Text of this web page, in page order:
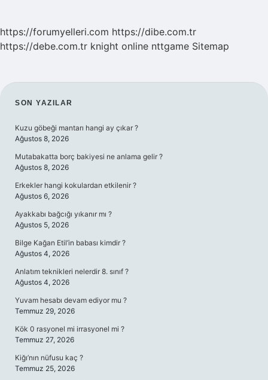
https://forumyelleri.com https://dibe.com.tr
https://debe.com.tr knight online nttgame Sitemap
SIDEBAR
SON YAZILAR
Kuzu göbeği mantarı hangi ay çıkar ?
Ağustos 8, 2026
Mutabakatta borç bakiyesi ne anlama gelir ?
Ağustos 8, 2026
Erkekler hangi kokulardan etkilenir ?
Ağustos 6, 2026
Ayakkabı bağcığı yıkanır mı ?
Ağustos 5, 2026
Bilge Kağan Etil’in babası kimdir ?
Ağustos 4, 2026
Anlatım teknikleri nelerdir 8. sınıf ?
Ağustos 4, 2026
Yuvam hesabı devam ediyor mu ?
Temmuz 29, 2026
Kök 0 rasyonel mi irrasyonel mi ?
Temmuz 27, 2026
Kiğı’nın nüfusu kaç ?
Temmuz 25, 2026